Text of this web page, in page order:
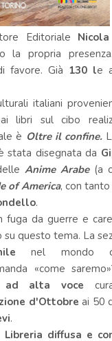
Editoriale
la propria
favore. Già 130 le
italiani
ailibri sul cibo
è Oltre il confine.
stata disegnata da
Anime Arabe(a
of America, con tanto
.
fuga da guerre e
questo tema. La
nel mondo
«come
ad alta voce
d'Ottobre ai 50
.
Libreria diffusa e